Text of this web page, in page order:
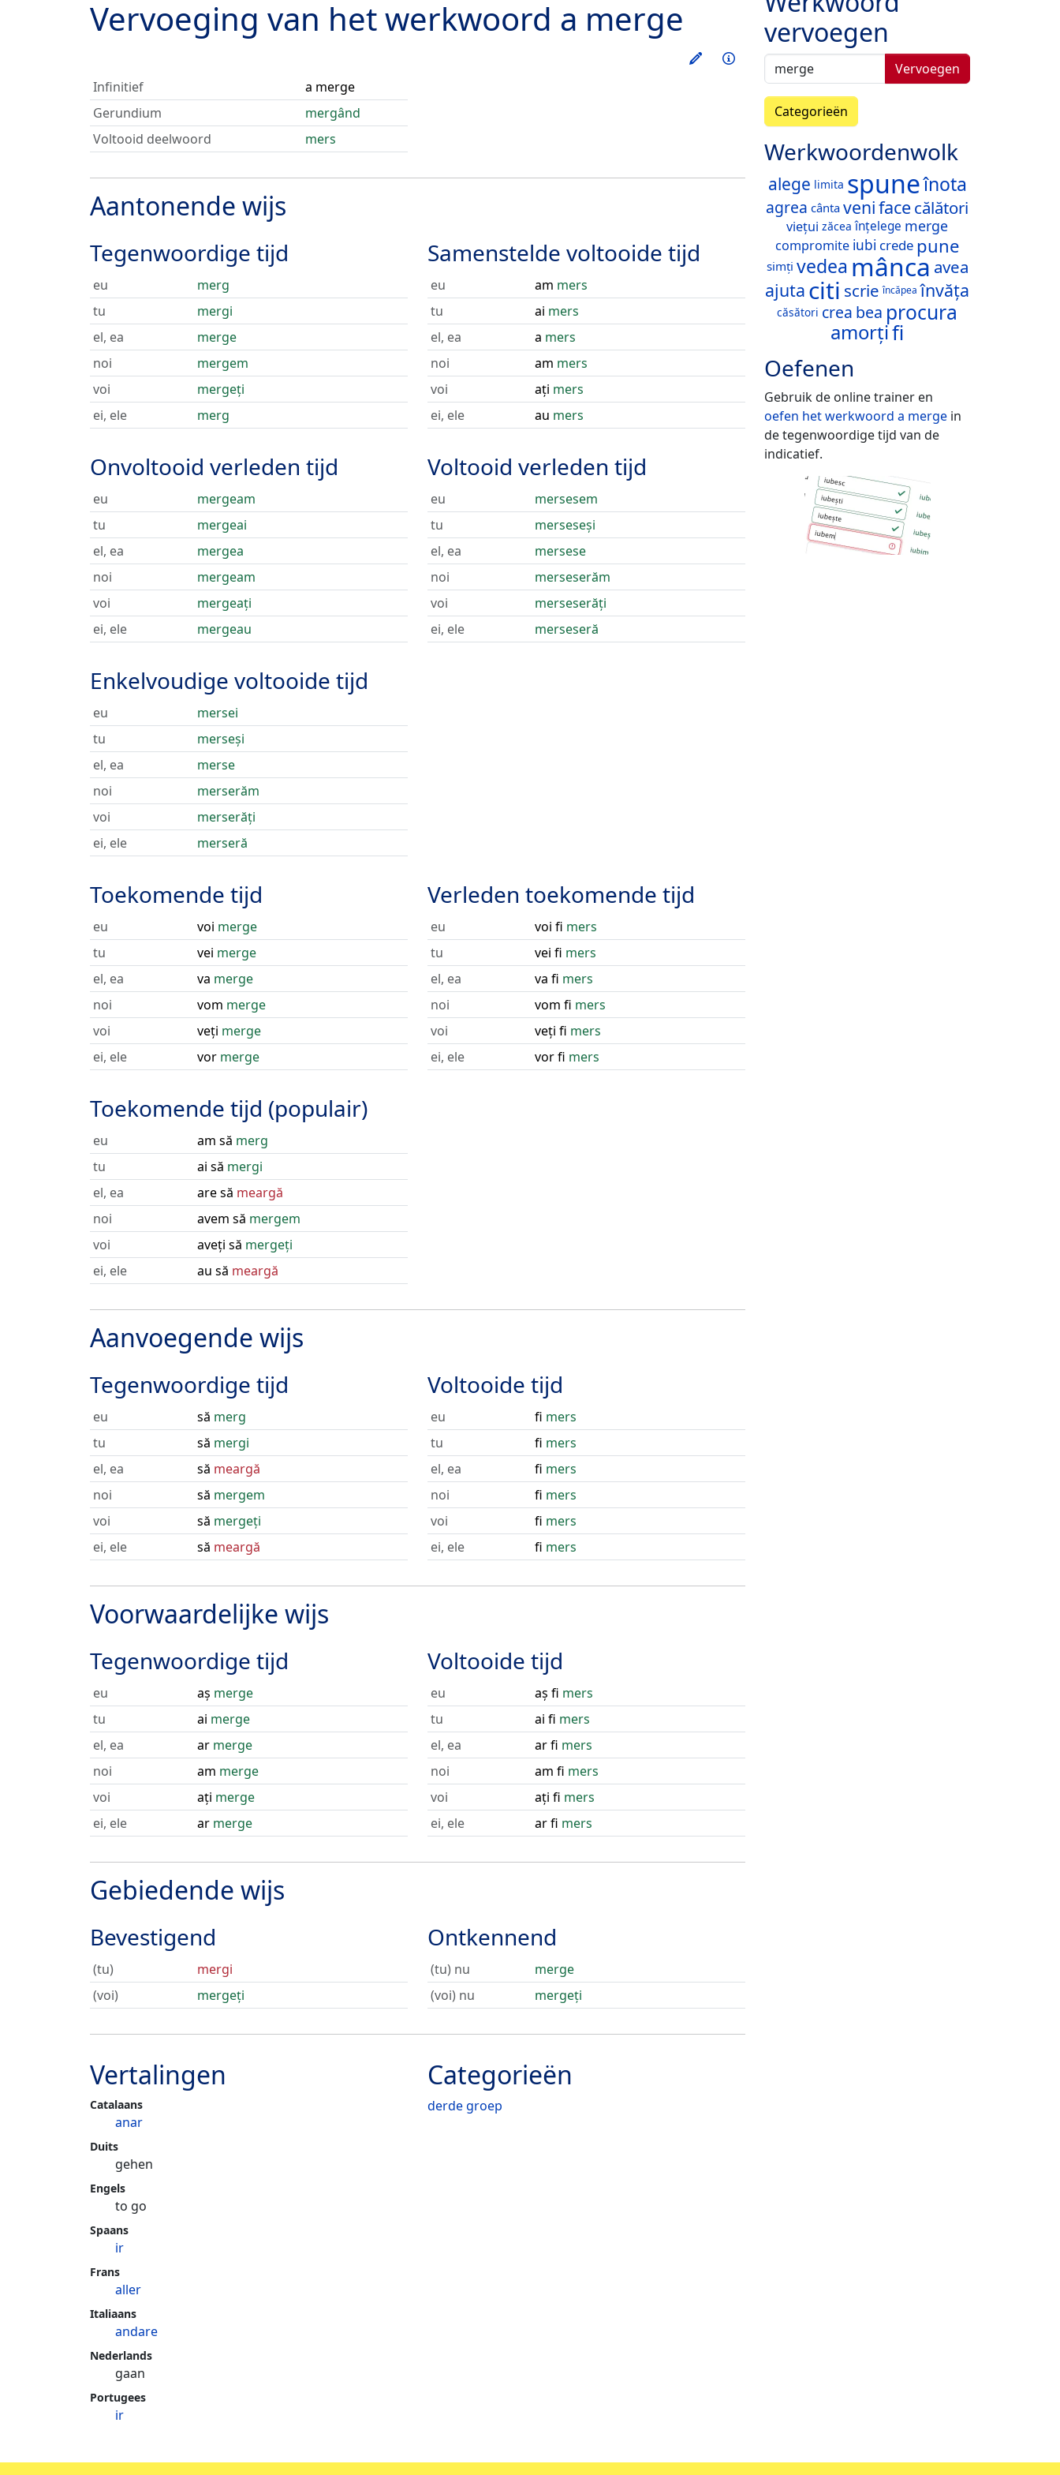
Vervoeging van het werkwoord a merge
Oefen dit werkwoord
Info
Infinitief
a merge
Gerundium
mergând
Voltooid deelwoord
mers
Aantonende wijs
Tegenwoordige tijd
eu
merg
tu
mergi
el, ea
merge
noi
mergem
voi
mergeți
ei, ele
merg
Onvoltooid verleden tijd
eu
mergeam
tu
mergeai
el, ea
mergea
noi
mergeam
voi
mergeați
ei, ele
mergeau
Enkelvoudige voltooide tijd
eu
mersei
tu
merseși
el, ea
merse
noi
merserăm
voi
merserăți
ei, ele
merseră
Samenstelde voltooide tijd
eu am mers
tu
ai mers
el, ea
a mers
noi
am mers
voi
ați mers
ei, ele
au mers
Voltooid verleden tijd
eu
mersesem
tu
merseseși
el, ea
mersese
noi
merseserăm
voi
merseserăți
ei, ele
merseseră
Toekomende tijd
eu voi merge
tu
vei merge
el, ea
va merge
noi
vom merge
voi
veți merge
ei, ele
vor merge
Toekomende tijd (populair)
eu am să merg
tu
ai să mergi
el, ea
are să meargă
noi
avem să mergem
voi
aveți să mergeți
ei, ele
au să meargă
Verleden toekomende tijd
eu voi fi mers
tu
vei fi mers
el, ea
va fi mers
noi
vom fi mers
voi
veți fi mers
ei, ele
vor fi mers
Aanvoegende wijs
Tegenwoordige tijd
eu să merg
tu
să mergi
el, ea
să meargă
noi
să mergem
voi
să mergeți
ei, ele
să meargă
Voltooide tijd
eu fi mers
tu
fi mers
el, ea
fi mers
noi
fi mers
voi
fi mers
ei, ele
fi mers
Voorwaardelijke wijs
Tegenwoordige tijd
eu aș merge
tu
ai merge
el, ea
ar merge
noi
am merge
voi
ați merge
ei, ele
ar merge
Voltooide tijd
eu aș fi mers
tu
ai fi mers
el, ea
ar fi mers
noi
am fi mers
voi
ați fi mers
ei, ele
ar fi mers
Gebiedende wijs
Bevestigend
(tu)
mergi
(voi)
mergeți
Ontkennend
(tu) nu
merge
(voi) nu
mergeți
Categorieën
derde groep
Vertalingen
Catalaans
anar
Duits
gehen
Engels
to go
Spaans
ir
Frans
aller
Italiaans
andare
Nederlands
gaan
Portugees
ir
vervoegen
Vervoegen
Categorieën
Werkwoordenwolk
alege limita spuneînota
agrea cânta venifacecălători
viețui zăcea înțelege merge
compromite iubi crede pune
simți vedea mânca avea
ajuta citi scrie încăpea învăța
căsători crea bea procura
amorțifi
Oefenen
Gebruik de online trainer en
oefen het werkwoord a merge in
de tegenwoordige tijd van de
indicatief.